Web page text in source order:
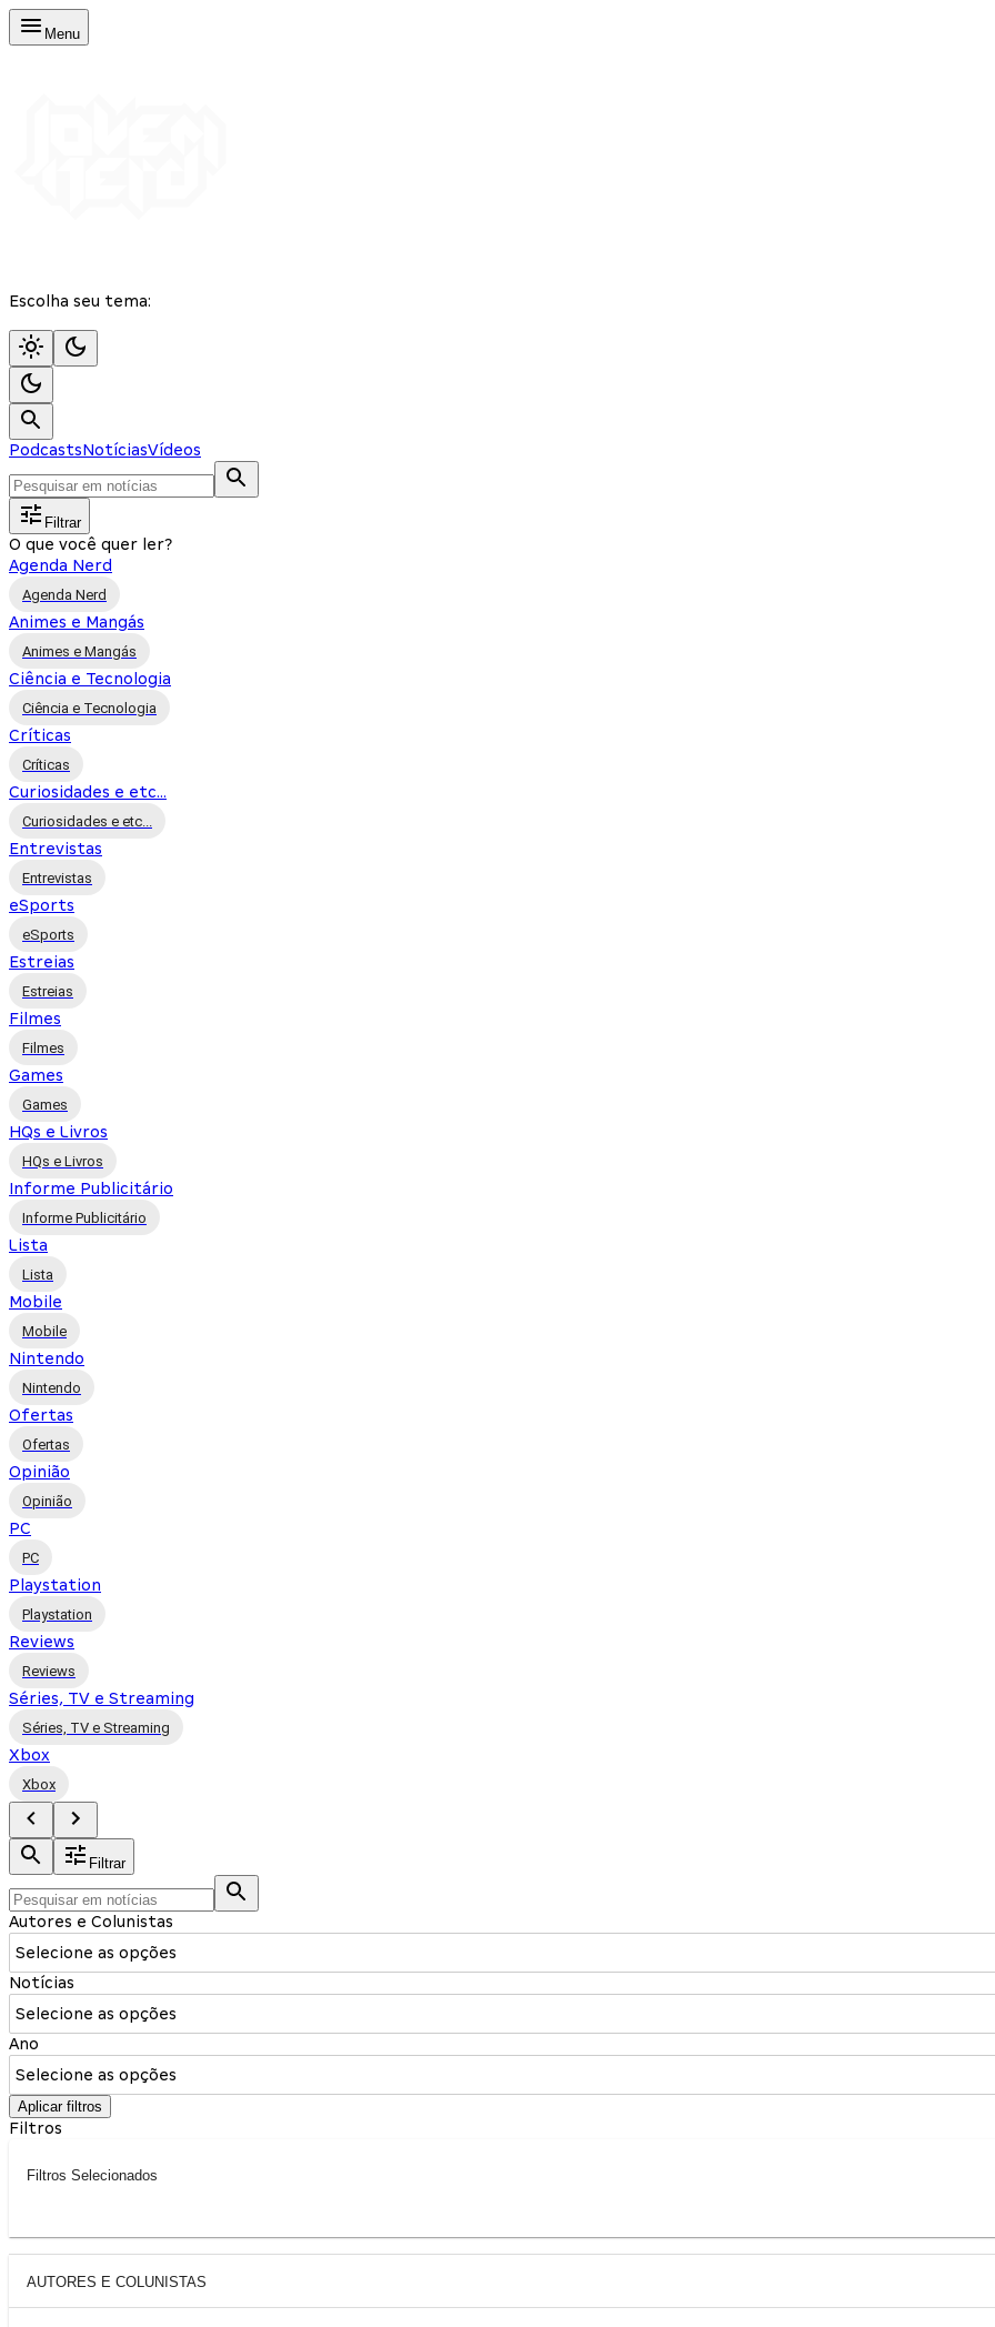
Menu
Escolha seu tema:
PodcastsNotíciasVídeos
Filtrar
O que você quer ler?
Agenda Nerd
Agenda Nerd
Animes e Mangás
Animes e Mangás
Ciência e Tecnologia
Ciência e Tecnologia
Críticas
Críticas
Curiosidades e etc...
Curiosidades e etc...
Entrevistas
Entrevistas
eSports
eSports
Estreias
Estreias
Filmes
Filmes
Games
Games
HQs e Livros
HQs e Livros
Informe Publicitário
Informe Publicitário
Lista
Lista
Mobile
Mobile
Nintendo
Nintendo
Ofertas
Ofertas
Opinião
Opinião
PC
PC
Playstation
Playstation
Reviews
Reviews
Séries, TV e Streaming
Séries, TV e Streaming
Xbox
Xbox
Filtrar
Autores e Colunistas
Selecione as opções
Notícias
Selecione as opções
Ano
Selecione as opções
Aplicar filtros
Filtros
Filtros Selecionados
AUTORES E COLUNISTAS